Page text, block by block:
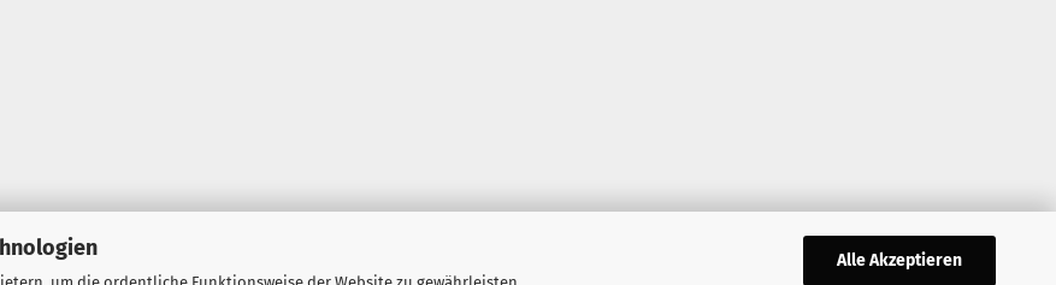
um die ordentliche Funktionsweise der Website zu gewährleisten,
Alle Akzeptieren